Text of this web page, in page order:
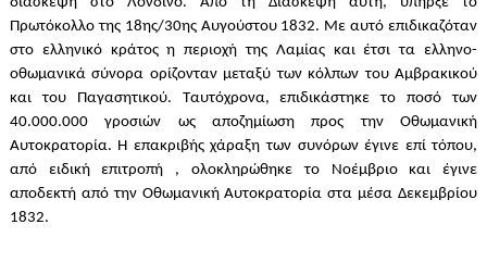
Πρωτόκολλο της 18ης/30ης Aυγούστου 1832. Με αυτό επιδικαζόταν
στο ελληνικό κράτος η περιοχή της Λαμίας και έτσι τα ελληνο-
οθωμανικά σύνορα ορίζονταν μεταξύ των κόλπων του Αμβρακικού
και του Παγασητικού. Ταυτόχρονα, επιδικάστηκε το ποσό των
40.000.000 γροσιών ως αποζημίωση προς την Οθωμανική
Αυτοκρατορία. Η επακριβής χάραξη των συνόρων έγινε επί τόπου,
από ειδική επιτροπή , ολοκληρώθηκε το Νοέμβριο και έγινε
αποδεκτή από την Οθωμανική Αυτοκρατορία στα μέσα Δεκεμβρίου
1832.